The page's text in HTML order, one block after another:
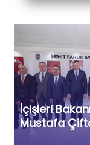
İçişleri
Mustafa
Şehrimizde